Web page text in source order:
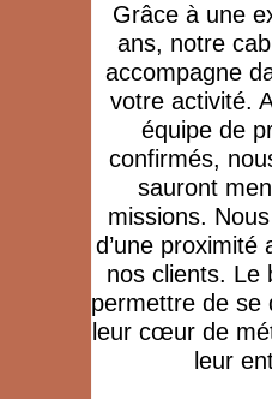
Grâce à une
ans, notre
accompagne
votre activité.
équipe de
confirmés,
sauront
missions.
d’une proximité
nos clients. Le
permettre de se
leur cœur de
leur